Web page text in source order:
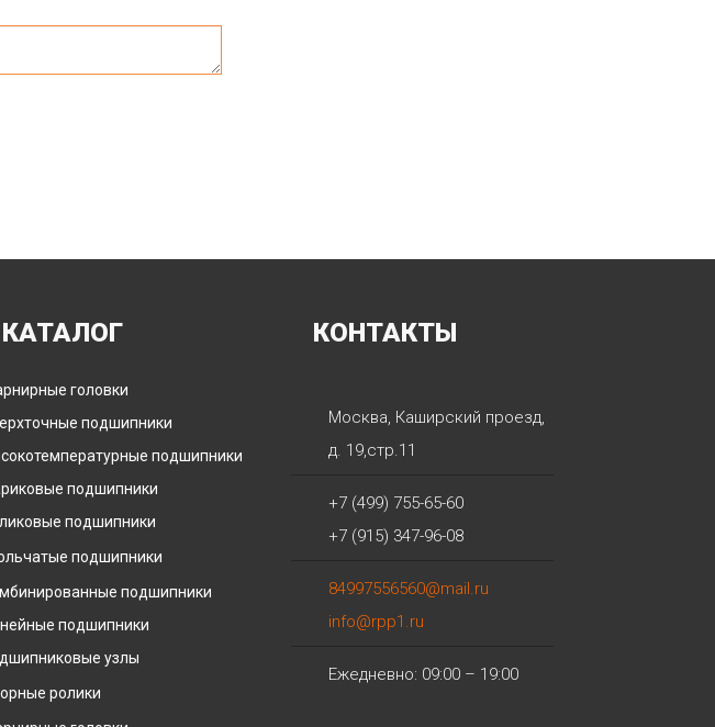
КАТАЛОГ
головки
подшипники
подшипники
подшипники
подшипники
подшипники
подшипники
подшипники
узлы
ролики
КОНТАКТЫ
Москва, Каширский проезд,
д. 19,стр.11
+7 (499) 755-65-60
+7 (915) 347-96-08
84997556560@mail.ru
info@rpp1.ru
Ежедневно: 09:00 – 19:00